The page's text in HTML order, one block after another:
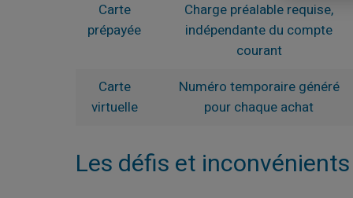
Carte
prépayée
Charge préalable requise,
indépendante du compte
courant
Carte
virtuelle
Numéro temporaire généré
pour chaque achat
Les défis et